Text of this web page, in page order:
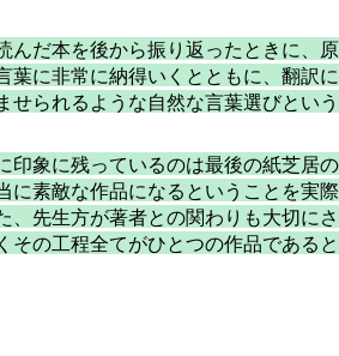
んだ本を後から振り返ったときに、
葉に非常に納得いくとともに、翻訳
せられるような自然な言葉選びとい
印象に残っているのは最後の紙芝居
に素敵な作品になるということを実
、先生方が著者との関わりも大切に
その工程全てがひとつの作品であると